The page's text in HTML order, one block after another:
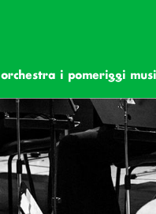
orchestra i pomeriggi